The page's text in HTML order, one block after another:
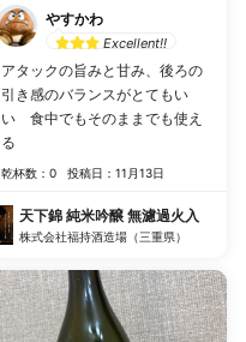
やすかわ
Excellent!!
アタックの旨みと甘み、後ろの
引き感のバランスがとてもい
い 食中でもそのままでも使え
る
乾杯数：0 投稿日：11月13日
天下錦 純米吟醸 無濾過火入
株式会社福持酒造場（三重県）